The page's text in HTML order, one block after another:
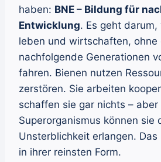
haben: BNE – Bildung für
Entwicklung. Es geht
leben und wirtschaften,
nachfolgende Generationen
fahren. Bienen nutzen
zerstören. Sie arbeiten
schaffen sie gar nichts – aber
Superorganismus können sie
Unsterblichkeit erlangen.
in ihrer reinsten Form.